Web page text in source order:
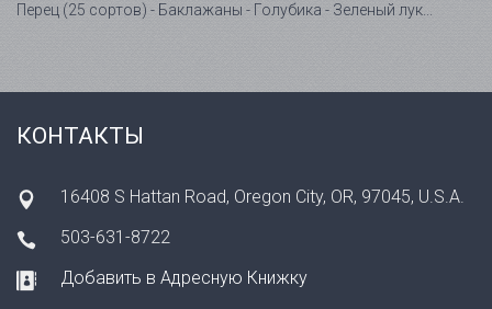
Перец (25 сортов) - Баклажаны - Голубика - Зеленый лук...
КОНТАКТЫ
16408 S Hattan Road, Oregon City, OR, 97045, U.S.A.
503-631-8722
Добавить в Адресную Книжку